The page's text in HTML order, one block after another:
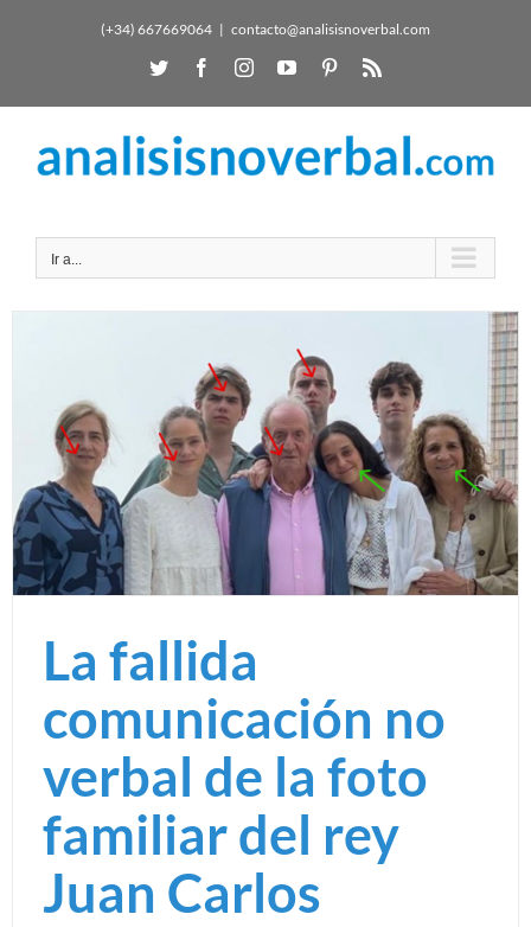
(+34) 667669064 | contacto@analisisnoverbal.com
Ir a...
La fallida
comunicación no
verbal de la foto
familiar del rey
Juan Carlos